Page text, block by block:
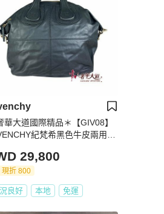
華大道國際精品＊【GIV08】
紀梵希黑色牛皮兩用包
29,800
現折 800
良好 本地 免運